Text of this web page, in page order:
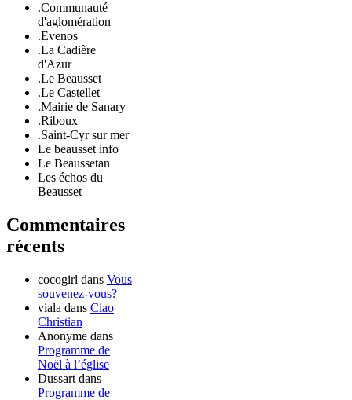
.Communauté
d'aglomération
.Evenos
.La Cadière
d'Azur
.Le Beausset
.Le Castellet
.Mairie de Sanary
.Riboux
.Saint-Cyr sur mer
Le beausset info
Le Beaussetan
Les échos du
Beausset
Commentaires
récents
cocogirl dans Vous
souvenez-vous?
viala dans Ciao
Christian
Anonyme dans
Programme de
Noël à l’église
Dussart dans
Programme de